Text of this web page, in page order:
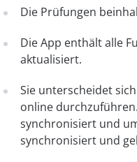
Die Prüfungen
Die App enthält alle
aktualisiert.
Sie unterscheidet
online
synchronisiert und
synchronisiert und